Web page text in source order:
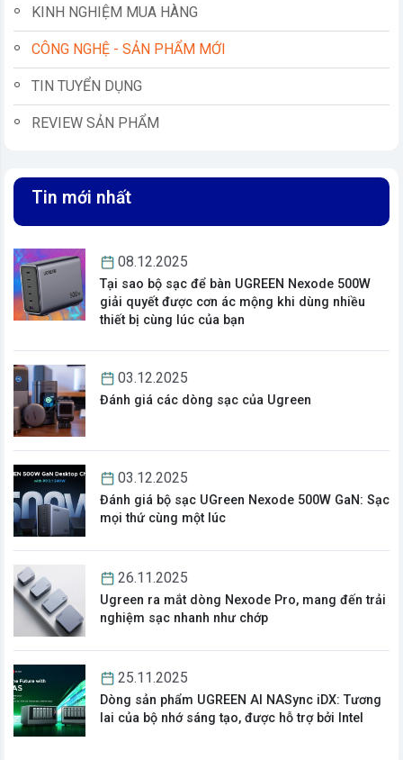
KINH NGHIỆM MUA HÀNG
CÔNG NGHỆ - SẢN PHẨM MỚI
TIN TUYỂN DỤNG
REVIEW SẢN PHẨM
Tin mới nhất
08.12.2025
Tại sao bộ sạc để bàn UGREEN Nexode 500W
giải quyết được cơn ác mộng khi dùng nhiều
thiết bị cùng lúc của bạn
03.12.2025
Đánh giá các dòng sạc của Ugreen
03.12.2025
Đánh giá bộ sạc UGreen Nexode 500W GaN: Sạc
mọi thứ cùng một lúc
26.11.2025
Ugreen ra mắt dòng Nexode Pro, mang đến trải
nghiệm sạc nhanh như chớp
25.11.2025
Dòng sản phẩm UGREEN AI NASync iDX: Tương
lai của bộ nhớ sáng tạo, được hỗ trợ bởi Intel